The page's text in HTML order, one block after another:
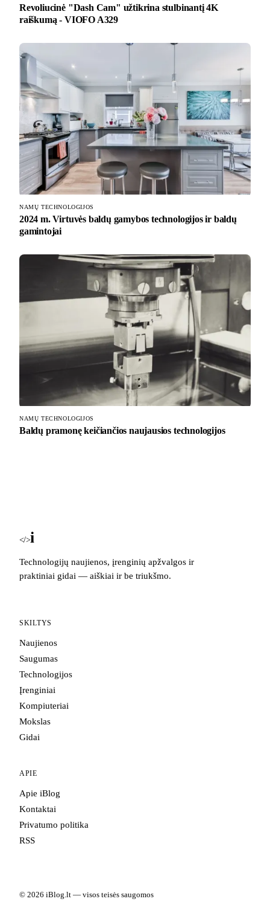
Revoliucinė "Dash Cam" užtikrina stulbinantį 4K
raiškumą - VIOFO A329
NAMŲ TECHNOLOGIJOS
2024 m. Virtuvės baldų gamybos technologijos ir baldų
gamintojai
NAMŲ TECHNOLOGIJOS
Baldų pramonę keičiančios naujausios technologijos
</>iBlog
Technologijų naujienos, įrenginių apžvalgos ir
praktiniai gidai — aiškiai ir be triukšmo.
SKILTYS
Naujienos
Saugumas
Technologijos
Įrenginiai
Kompiuteriai
Mokslas
Gidai
APIE
Apie iBlog
Kontaktai
Privatumo politika
RSS
© 2026 iBlog.lt — visos teisės saugomos